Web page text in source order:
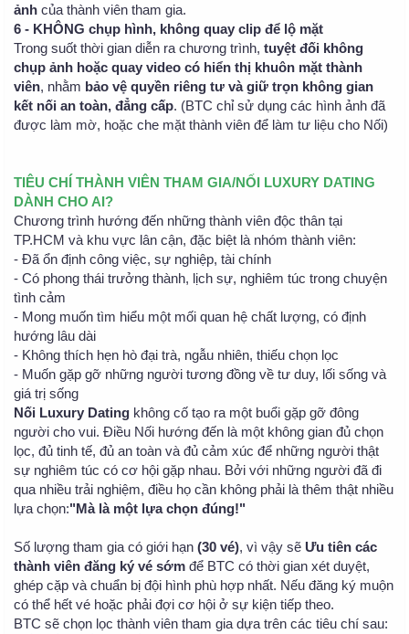
ảnh của thành viên tham gia.
6 - KHÔNG chụp hình, không quay clip để lộ mặt
Trong suốt thời gian diễn ra chương trình, tuyệt đối không
chụp ảnh hoặc quay video có hiển thị khuôn mặt thành
viên, nhằm bảo vệ quyền riêng tư và giữ trọn không gian
kết nối an toàn, đẳng cấp. (BTC chỉ sử dụng các hình ảnh đã
được làm mờ, hoặc che mặt thành viên để làm tư liệu cho Nối)
TIÊU CHÍ THÀNH VIÊN THAM GIA/NỐI LUXURY DATING
DÀNH CHO AI?
Chương trình hướng đến những thành viên độc thân tại
TP.HCM và khu vực lân cận, đặc biệt là nhóm thành viên:
- Đã ổn định công việc, sự nghiệp, tài chính
- Có phong thái trưởng thành, lịch sự, nghiêm túc trong chuyện
tình cảm
- Mong muốn tìm hiểu một mối quan hệ chất lượng, có định
hướng lâu dài
- Không thích hẹn hò đại trà, ngẫu nhiên, thiếu chọn lọc
- Muốn gặp gỡ những người tương đồng về tư duy, lối sống và
giá trị sống
Nối Luxury Dating không cố tạo ra một buổi gặp gỡ đông
người cho vui. Điều Nối hướng đến là một không gian đủ chọn
lọc, đủ tinh tế, đủ an toàn và đủ cảm xúc để những người thật
sự nghiêm túc có cơ hội gặp nhau. Bởi với những người đã đi
qua nhiều trải nghiệm, điều họ cần không phải là thêm thật nhiều
lựa chọn:"Mà là một lựa chọn đúng!"
Số lượng tham gia có giới hạn (30 vé), vì vậy sẽ Ưu tiên các
thành viên đăng ký vé sớm để BTC có thời gian xét duyệt,
ghép cặp và chuẩn bị đội hình phù hợp nhất. Nếu đăng ký muộn
có thể hết vé hoặc phải đợi cơ hội ở sự kiện tiếp theo.
BTC sẽ chọn lọc thành viên tham gia dựa trên các tiêu chí sau: